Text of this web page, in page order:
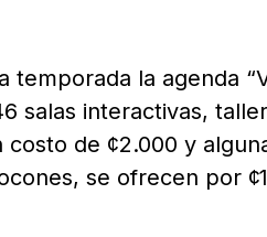
la agenda
salas interactivas,
de ¢2.000 y
se ofrecen por